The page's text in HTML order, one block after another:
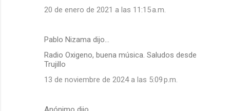
20 de enero de 2021 a las 11:15 a.m.
Pablo Nizama dijo…
Radio Oxigeno, buena música. Saludos desde
Trujillo
13 de noviembre de 2024 a las 5:09 p.m.